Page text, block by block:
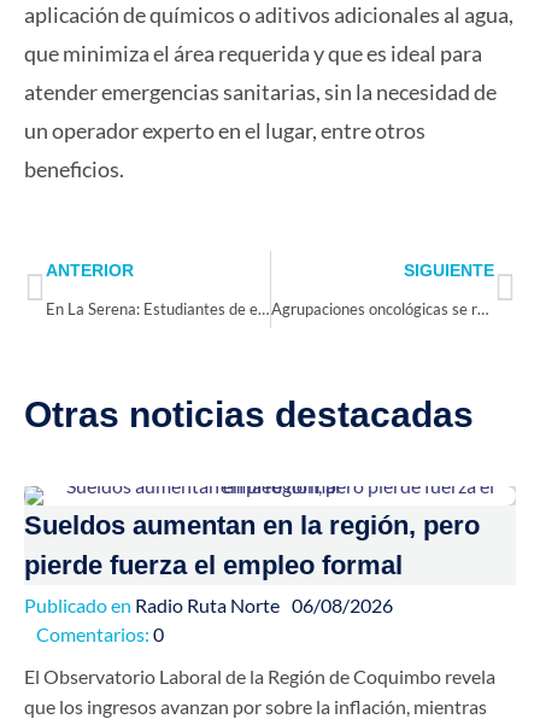
aplicación de químicos o aditivos adicionales al agua,
que minimiza el área requerida y que es ideal para
atender emergencias sanitarias, sin la necesidad de
un operador experto en el lugar, entre otros
beneficios.
Prev
ANTERIOR
En La Serena: Estudiantes de enseñanza media técnico profesional adquieren nuevas herramientas tras capacitarse a través de SENCE
SIGUIENTE
Agrupaciones oncológicas se reúnen para celebrar el primer año de la mesa regional de Cáncer
Otras noticias destacadas
Sueldos aumentan en la región, pero
pierde fuerza el empleo formal
Publicado en Radio Ruta Norte 06/08/2026
Comentarios: 0
El Observatorio Laboral de la Región de Coquimbo revela
que los ingresos avanzan por sobre la inflación, mientras